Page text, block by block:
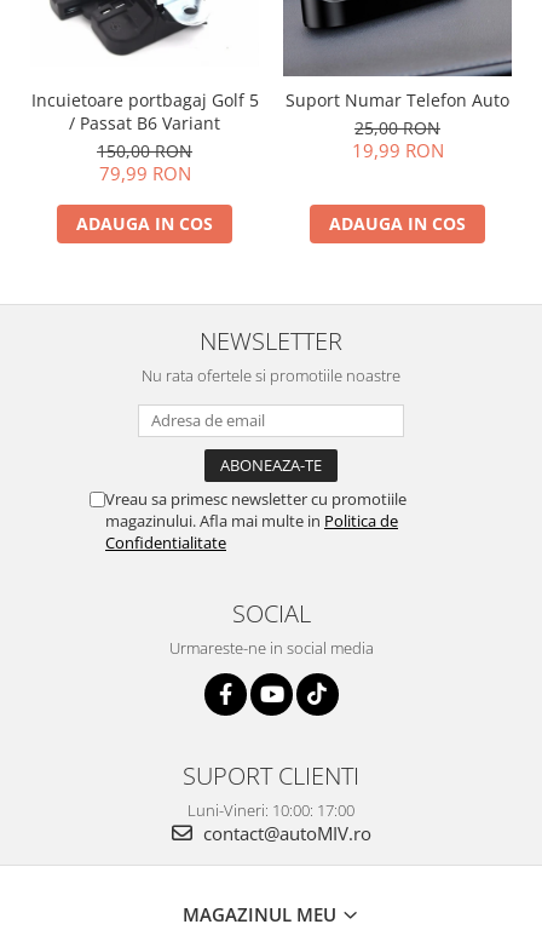
Incuietoare portbagaj Golf 5
/ Passat B6 Variant
150,00 RON
79,99 RON
ADAUGA IN COS
Suport Numar Telefon Auto
25,00 RON
19,99 RON
ADAUGA IN COS
NEWSLETTER
Nu rata ofertele si promotiile noastre
Vreau sa primesc newsletter cu promotiile
magazinului. Afla mai multe in Politica de
Confidentialitate
SOCIAL
Urmareste-ne in social media
SUPORT CLIENTI
Luni-Vineri: 10:00: 17:00
contact@autoMIV.ro
MAGAZINUL MEU